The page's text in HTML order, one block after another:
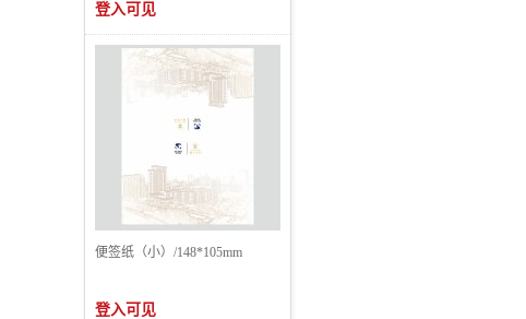
登入可见
便签纸（小）/148*105mm
登入可见